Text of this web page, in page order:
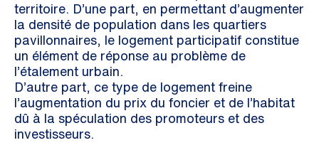
territoire. D’une part, en permettant d’augmenter
la densité de population dans les quartiers
pavillonnaires, le logement participatif constitue
un élément de réponse au problème de
l’étalement urbain.
D’autre part, ce type de logement freine
l’augmentation du prix du foncier et de l’habitat
dû à la spéculation des promoteurs et des
investisseurs.